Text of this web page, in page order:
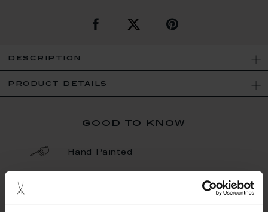
description
product details
good to know
Hand Painted